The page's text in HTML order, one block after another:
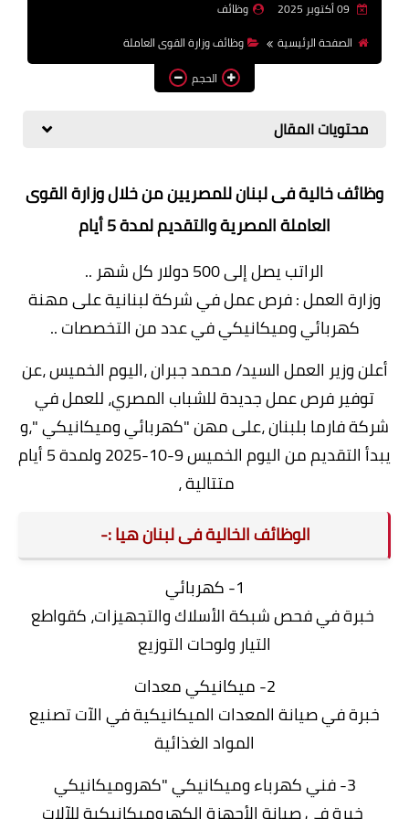
بالجامعات والمعاهد
اخبار
وظائف
الصفحة الرئيسية
وظائف وزارة القوى العاملة
الحجم
محتويات المقال
وظائف خالية فى لبنان للمصريين من خلال وزارة القوى
العاملة المصرية والتقديم لمدة 5 أيام
الراتب يصل إلى 500 دولار كل شهر ..
وزارة العمل : فرص عمل في شركة لبنانية على مهنة
كهربائي وميكانيكي في عدد من التخصصات ..
أعلن وزير العمل السيد/ محمد جبران ،اليوم الخميس ،عن
توفير فرص عمل جديدة للشباب المصري، للعمل في
شركة فارما بلبنان ،على مهن "كهربائي وميكانيكي "،و
يبدأ التقديم من اليوم الخميس 9-10-2025 ولمدة 5 أيام
متتالية ،
الوظائف الخالية فى لبنان هيا :-
1- كهربائي
خبرة في فحص شبكة الأسلاك والتجهيزات، كقواطع
التيار ولوحات التوزيع
2- ميكانيكي معدات
خبرة في صيانة المعدات الميكانيكية في الآت تصنيع
المواد الغذائية
3- فني كهرباء وميكانيكي "كهروميكانيكي
خبرة في صيانة الأجهزة الكهروميكانيكية للآلات